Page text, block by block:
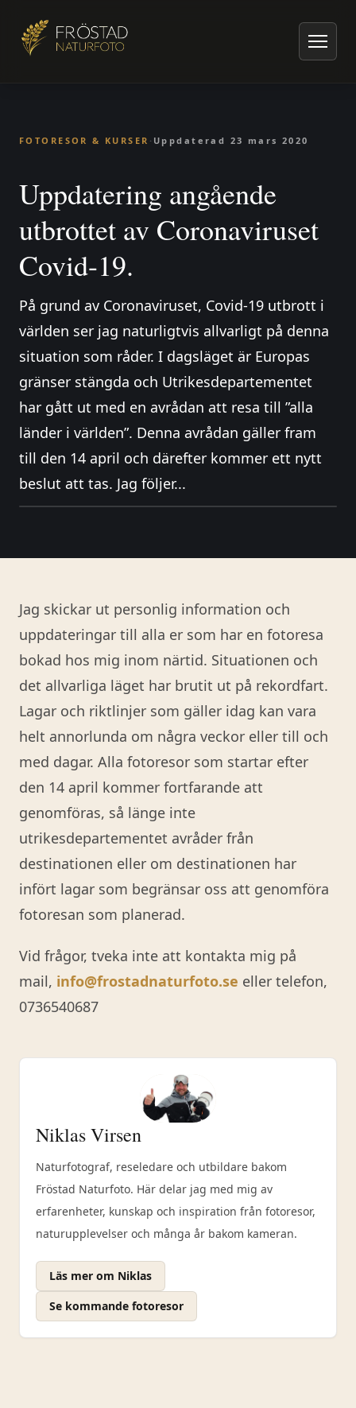
Artiklar om naturfoto
Fotoresor & kurser
Uppdatering angående utbrottet av Coronaviruset Covid-19.
FOTORESOR & KURSER · Uppdaterad 23 mars 2020
Uppdatering angående
utbrottet av Coronaviruset
Covid-19.
På grund av Coronaviruset, Covid-19 utbrott i
världen ser jag naturligtvis allvarligt på denna
situation som råder. I dagsläget är Europas
gränser stängda och Utrikesdepartementet
har gått ut med en avrådan att resa till ”alla
länder i världen”. Denna avrådan gäller fram
till den 14 april och därefter kommer ett nytt
beslut att tas. Jag följer...
Jag skickar ut personlig information och
uppdateringar till alla er som har en fotoresa
bokad hos mig inom närtid. Situationen och
det allvarliga läget har brutit ut på rekordfart.
Lagar och riktlinjer som gäller idag kan vara
helt annorlunda om några veckor eller till och
med dagar. Alla fotoresor som startar efter
den 14 april kommer fortfarande att
genomföras, så länge inte
utrikesdepartementet avråder från
destinationen eller om destinationen har
infört lagar som begränsar oss att genomföra
fotoresan som planerad.
Vid frågor, tveka inte att kontakta mig på
mail, info@frostadnaturfoto.se eller telefon,
0736540687
Niklas Virsen
Naturfotograf, reseledare och utbildare bakom
Fröstad Naturfoto. Här delar jag med mig av
erfarenheter, kunskap och inspiration från fotoresor,
naturupplevelser och många år bakom kameran.
Läs mer om Niklas
Se kommande fotoresor